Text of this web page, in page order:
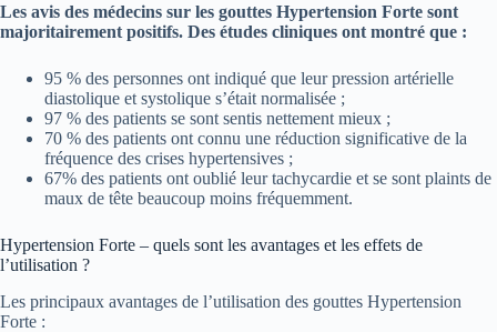
Les avis des médecins sur les gouttes Hypertension Forte sont
majoritairement positifs. Des études cliniques ont montré que :
95 % des personnes ont indiqué que leur pression artérielle
diastolique et systolique s’était normalisée ;
97 % des patients se sont sentis nettement mieux ;
70 % des patients ont connu une réduction significative de la
fréquence des crises hypertensives ;
67% des patients ont oublié leur tachycardie et se sont plaints de
maux de tête beaucoup moins fréquemment.
Hypertension Forte – quels sont les avantages et les effets de
l’utilisation ?
Les principaux avantages de l’utilisation des gouttes Hypertension
Forte :